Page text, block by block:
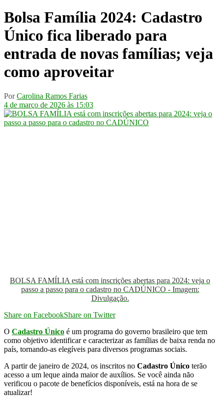
Bolsa Família 2024: Cadastro
Único fica liberado para
entrada de novas famílias; veja
como aproveitar
Por Carolina Ramos Farias
4 de março de 2026 às 15:03
BOLSA FAMÍLIA está com inscrições abertas para 2024: veja o
passo a passo para o cadastro no CADÚNICO - Imagem:
Divulgação.
Share on FacebookShare on Twitter
O Cadastro Único é um programa do governo brasileiro que tem
como objetivo identificar e caracterizar as famílias de baixa renda no
país, tornando-as elegíveis para diversos programas sociais.
A partir de janeiro de 2024, os inscritos no Cadastro Único terão
acesso a um leque ainda maior de auxílios. Se você ainda não
verificou o pacote de benefícios disponíveis, está na hora de se
atualizar!